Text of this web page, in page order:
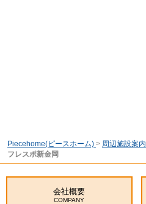
Piecehome(ピースホーム) > 周辺施設案内
フレスポ新金岡
会社概要
COMPANY